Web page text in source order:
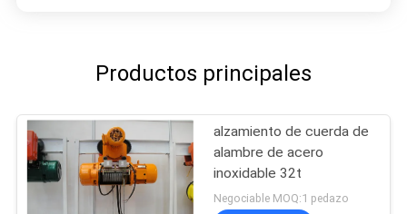
Productos principales
alzamiento de cuerda de
alambre de acero
inoxidable 32t
Negociable MOQ:1 pedazo